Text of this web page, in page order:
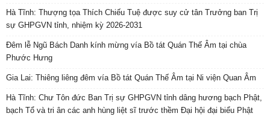
Hà Tĩnh: Thượng tọa Thích Chiếu Tuệ được suy cử tân Trưởng ban Trị
sự GHPGVN tỉnh, nhiệm kỳ 2026-2031
Đêm lễ Ngũ Bách Danh kính mừng vía Bồ tát Quán Thế Âm tại chùa
Phước Hưng
Gia Lai: Thiêng liêng đêm vía Bồ tát Quán Thế Âm tại Ni viện Quan Âm
Hà Tĩnh: Chư Tôn đức Ban Trị sự GHPGVN tỉnh dâng hương bạch Phật,
bạch Tổ và tri ân các anh hùng liệt sĩ trước thềm Đại hội đại biểu Phật